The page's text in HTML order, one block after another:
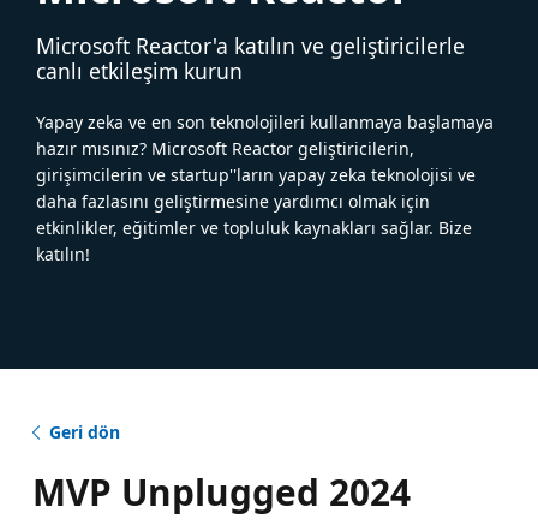
Microsoft Reactor'a katılın ve geliştiricilerle
canlı etkileşim kurun
Yapay zeka ve en son teknolojileri kullanmaya başlamaya
hazır mısınız? Microsoft Reactor geliştiricilerin,
girişimcilerin ve startup''ların yapay zeka teknolojisi ve
daha fazlasını geliştirmesine yardımcı olmak için
etkinlikler, eğitimler ve topluluk kaynakları sağlar. Bize
katılın!
Geri dön
MVP Unplugged 2024